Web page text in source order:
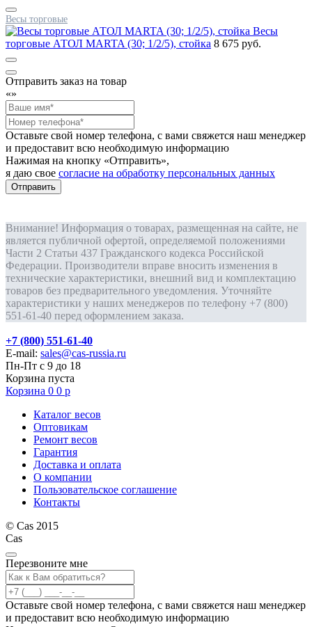
Весы торговые
Весы
торговые АТОЛ MARTA (30; 1/2/5), стойка 8 675 руб.
Отправить заказ на товар
«»
Оставьте свой номер телефона, с вами свяжется наш менеджер
и предоставит всю необходимую информацию
Нажимая на кнопку «Отправить»,
я даю свое согласие на обработку персональных данных
Отправить
Внимание! Информация о товарах, размещенная на сайте, не
является публичной офертой, определяемой положениями
Части 2 Статьи 437 Гражданского кодекса Российской
Федерации. Производители вправе вносить изменения в
технические характеристики, внешний вид и комплектацию
товаров без предварительного уведомления. Уточняйте
характеристики у наших менеджеров по телефону +7 (800)
551-61-40 перед оформлением заказа.
+7 (800) 551-61-40
E-mail: sales@cas-russia.ru
Пн-Пт с 9 до 18
Корзина пуста
Корзина 0 0 р
Каталог весов
Оптовикам
Ремонт весов
Гарантия
Доставка и оплата
О компании
Пользовательское соглашение
Контакты
© Cas 2015
Cas
Перезвоните мне
Оставьте свой номер телефона, с вами свяжется наш менеджер
и предоставит всю необходимую информацию